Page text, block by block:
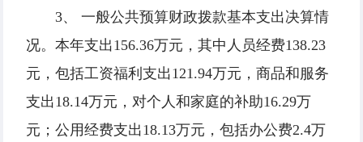
3、 一般公共预算财政拨款基本支出决算情
况。本年支出156.36万元，其中人员经费138.23
元，包括工资福利支出121.94万元，商品和服务
支出18.14万元，对个人和家庭的补助16.29万
元；公用经费支出18.13万元，包括办公费2.4万